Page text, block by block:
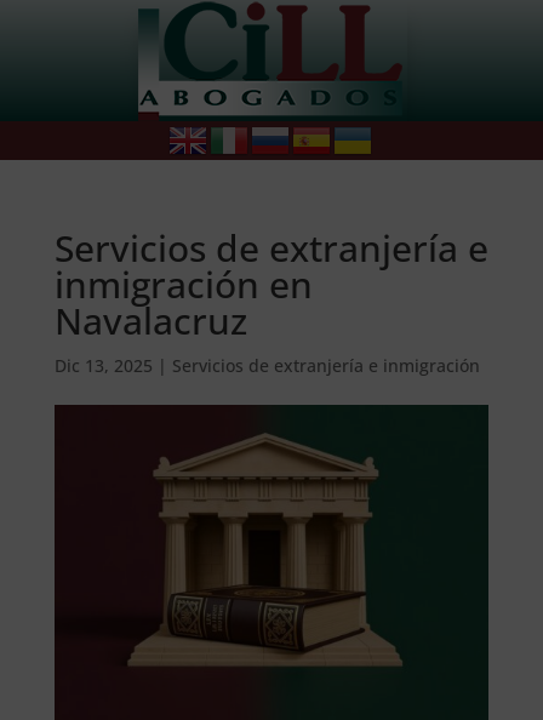
Servicios de extranjería e
inmigración en
Navalacruz
Dic 13, 2025 | Servicios de extranjería e inmigración